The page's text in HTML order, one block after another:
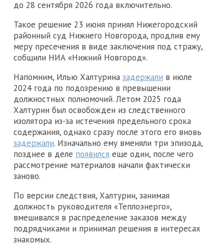
до 28 сентября 2026 года включительно.
Такое решение 23 июня принял Нижегородский
районный суд Нижнего Новгорода, продлив ему
меру пресечения в виде заключения под стражу,
собщили НИА «Нижний Новгород».
Напомним, Илью Халтурина задержали в июле
2024 года по подозрению в превышении
должностных полномочий. Летом 2025 года
Халтурин был освобожден из следственного
изолятора из-за истечения предельного срока
содержания, однако сразу после этого его вновь
задержали. Изначально ему вменяли три эпизода,
позднее в деле появился еще один, после чего
рассмотрение материалов начали фактически
заново.
По версии следствия, Халтурин, занимая
должность руководителя «Теплоэнерго»,
вмешивался в распределение заказов между
подрядчиками и принимал решения в интересах
знакомых.